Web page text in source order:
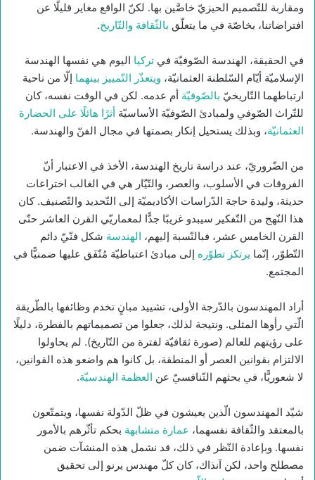
ومقاربة للتّصميم الحيزيّ خاصَّين بها. لكنّ الواقع مغاير قليلًا عن
افتراضاتنا، بخاصّة في ما يتعلّق بالثّقافة والتّاريخ.
في الحقيقة، الهندسة الصّوفيّة في تركيا اليوم هي نفسها الهندسة
الإسلاميّة أيّام السّلطنة العثمانيّة، ويتعذّر التّمييز بينهما إلّا من ناحية
ارتباطهما التّاريخيّ بالصّوفيّة أم عدمه. لكن في الوقت نفسه، كان
للتّراث الصّوفي ولمبادئ الصّوفيّة الأساسيّة أثرًا هائلًا على الحضارة
العثمانيّة، وبذلك يستحيل إنكار بصمتها في مجال الفنّ والهندسة.
من الضّروريّ، عند دراسة تاريخ الهندسة، الأخذ في الاعتبار أنّ
الفروقات في الأسلوب، والعصر، والتّيّار هي في الغالب اختراعات
حديثة، وليدة حاجة الدّراسات الأكاديميّة إلى التّحديد والتّصنيف. كان
هذا النّهج من التّفكير سيبدو غريبًا جدًّا لمعماريّي القرن العاشر حتّى
القرن الخامس عشر، فبالنّسبة إليهم، الهندسة شكل فنّيّ دائم
التّطوّر، إنّما يرتكز تطوّره إلى مبادئ اعتباطيّة مُتّفَق عليها ضمنيًّا في
المجتمع.
أراد المهندسون بالدّرجة الأولى، تشييد مبانٍ تخدم وظائفها بالطّريقة
الّتي رأوها المثلى. ونتيجة لذلك، جعلوا من تصميماتهم بالفطرة، دليلًا
على رؤيتهم للعالم (صورة ثقافيّة لفترة من التّاريخ). لم يحاولوا
الالتزام بقوانين العصر أو المنطقة، بل كانوا هم واضعو هذه القوانين،
لا شعوريًّا، في بحثهم التّنافسيّ عن العظمة الهندسيّة.
شيّد المهندسون الّذين يعيشون في ظلّ الدّولة نفسها، ويتمتّعون
بالمعتقد والثّقافة نفسهما، عمارة متشابهة بحكم تأثّرهم بالأمور
نفسها. وبإعادة النّظر في ذلك، قد نشمل هذه المنشآت ضمن
مصطلح واحد، لكن آنذاك، كان كلّ مهندس يرنو إلى تحقيق